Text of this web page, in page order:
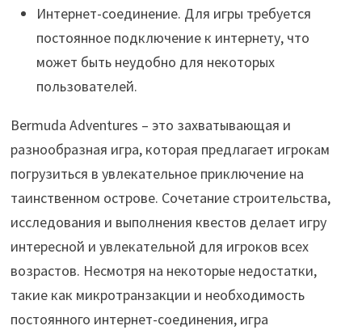
Интернет-соединение. Для игры требуется
постоянное подключение к интернету, что
может быть неудобно для некоторых
пользователей.
Bermuda Adventures – это захватывающая и
разнообразная игра, которая предлагает игрокам
погрузиться в увлекательное приключение на
таинственном острове. Сочетание строительства,
исследования и выполнения квестов делает игру
интересной и увлекательной для игроков всех
возрастов. Несмотря на некоторые недостатки,
такие как микротранзакции и необходимость
постоянного интернет-соединения, игра